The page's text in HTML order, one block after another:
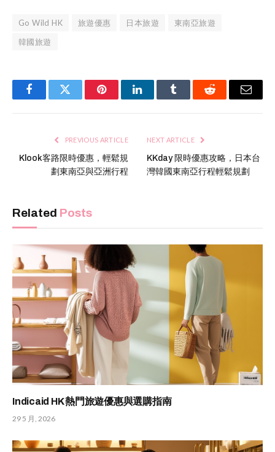
Go Wild HK 旅遊優惠 日本旅遊
東南亞旅遊
韓國旅遊
FacebookTwitter PinterestLinkedInTumblr Reddit Email
PREVIOUS ARTICLE
Klook客路限時優惠，輕鬆規
劃東南亞與亞洲行程
NEXT ARTICLE
KKday 限時優惠攻略，日本台
灣韓國東南亞行程輕鬆規劃
Related Posts
Indicaid HK 熱門旅遊優惠與選購指南
29 5 月, 2026